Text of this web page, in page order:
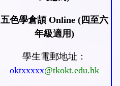
五色學倉頡Online (四至六
年級適用)
學生電郵地址：
oktxxxxx@tkokt.edu.hk